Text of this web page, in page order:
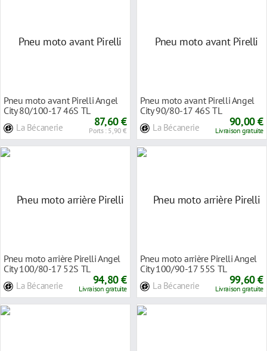
Pneu moto avant Pirelli Angel
City 80/100-17 46S TL
La Bécanerie 87,60 €
Ports : 5,90 €
Pneu moto avant Pirelli Angel
City 90/80-17 46S TL
La Bécanerie 90,00 €
Livraison gratuite
Pneu moto arrière Pirelli Angel
City 100/80-17 52S TL
La Bécanerie 94,80 €
Livraison gratuite
Pneu moto arrière Pirelli Angel
City 100/90-17 55S TL
La Bécanerie 99,60 €
Livraison gratuite